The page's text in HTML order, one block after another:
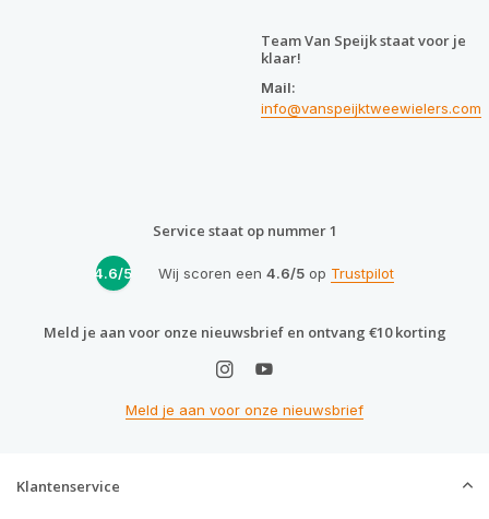
Team Van Speijk staat voor je
klaar!
Mail:
info@vanspeijktweewielers.com
Service staat op nummer 1
4.6/5 Wij scoren een 4.6/5op Trustpilot
Meld je aan voor onze nieuwsbrief en ontvang €10 korting
Meld je aan voor onze nieuwsbrief
Klantenservice